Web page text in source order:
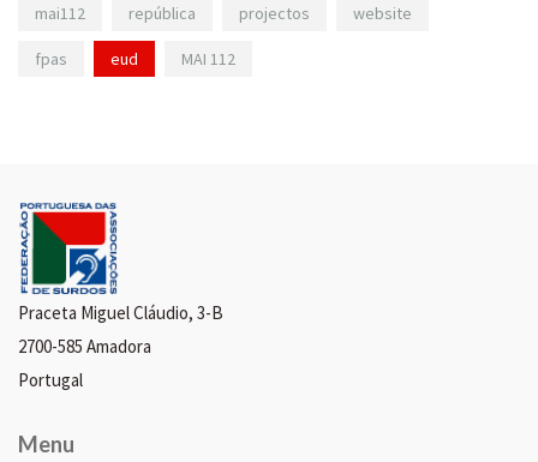
mai112 república projectos website
fpas eud MAI 112
Praceta Miguel Cláudio, 3-B
2700-585 Amadora
Portugal
Menu